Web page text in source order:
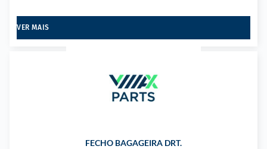
VER MAIS
FECHO BAGAGEIRA DRT.